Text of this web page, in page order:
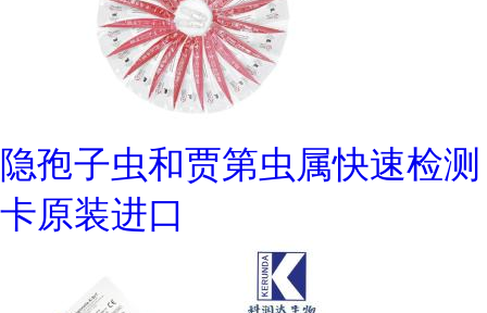
隐孢子虫和贾第虫属快速检测
卡原装进口